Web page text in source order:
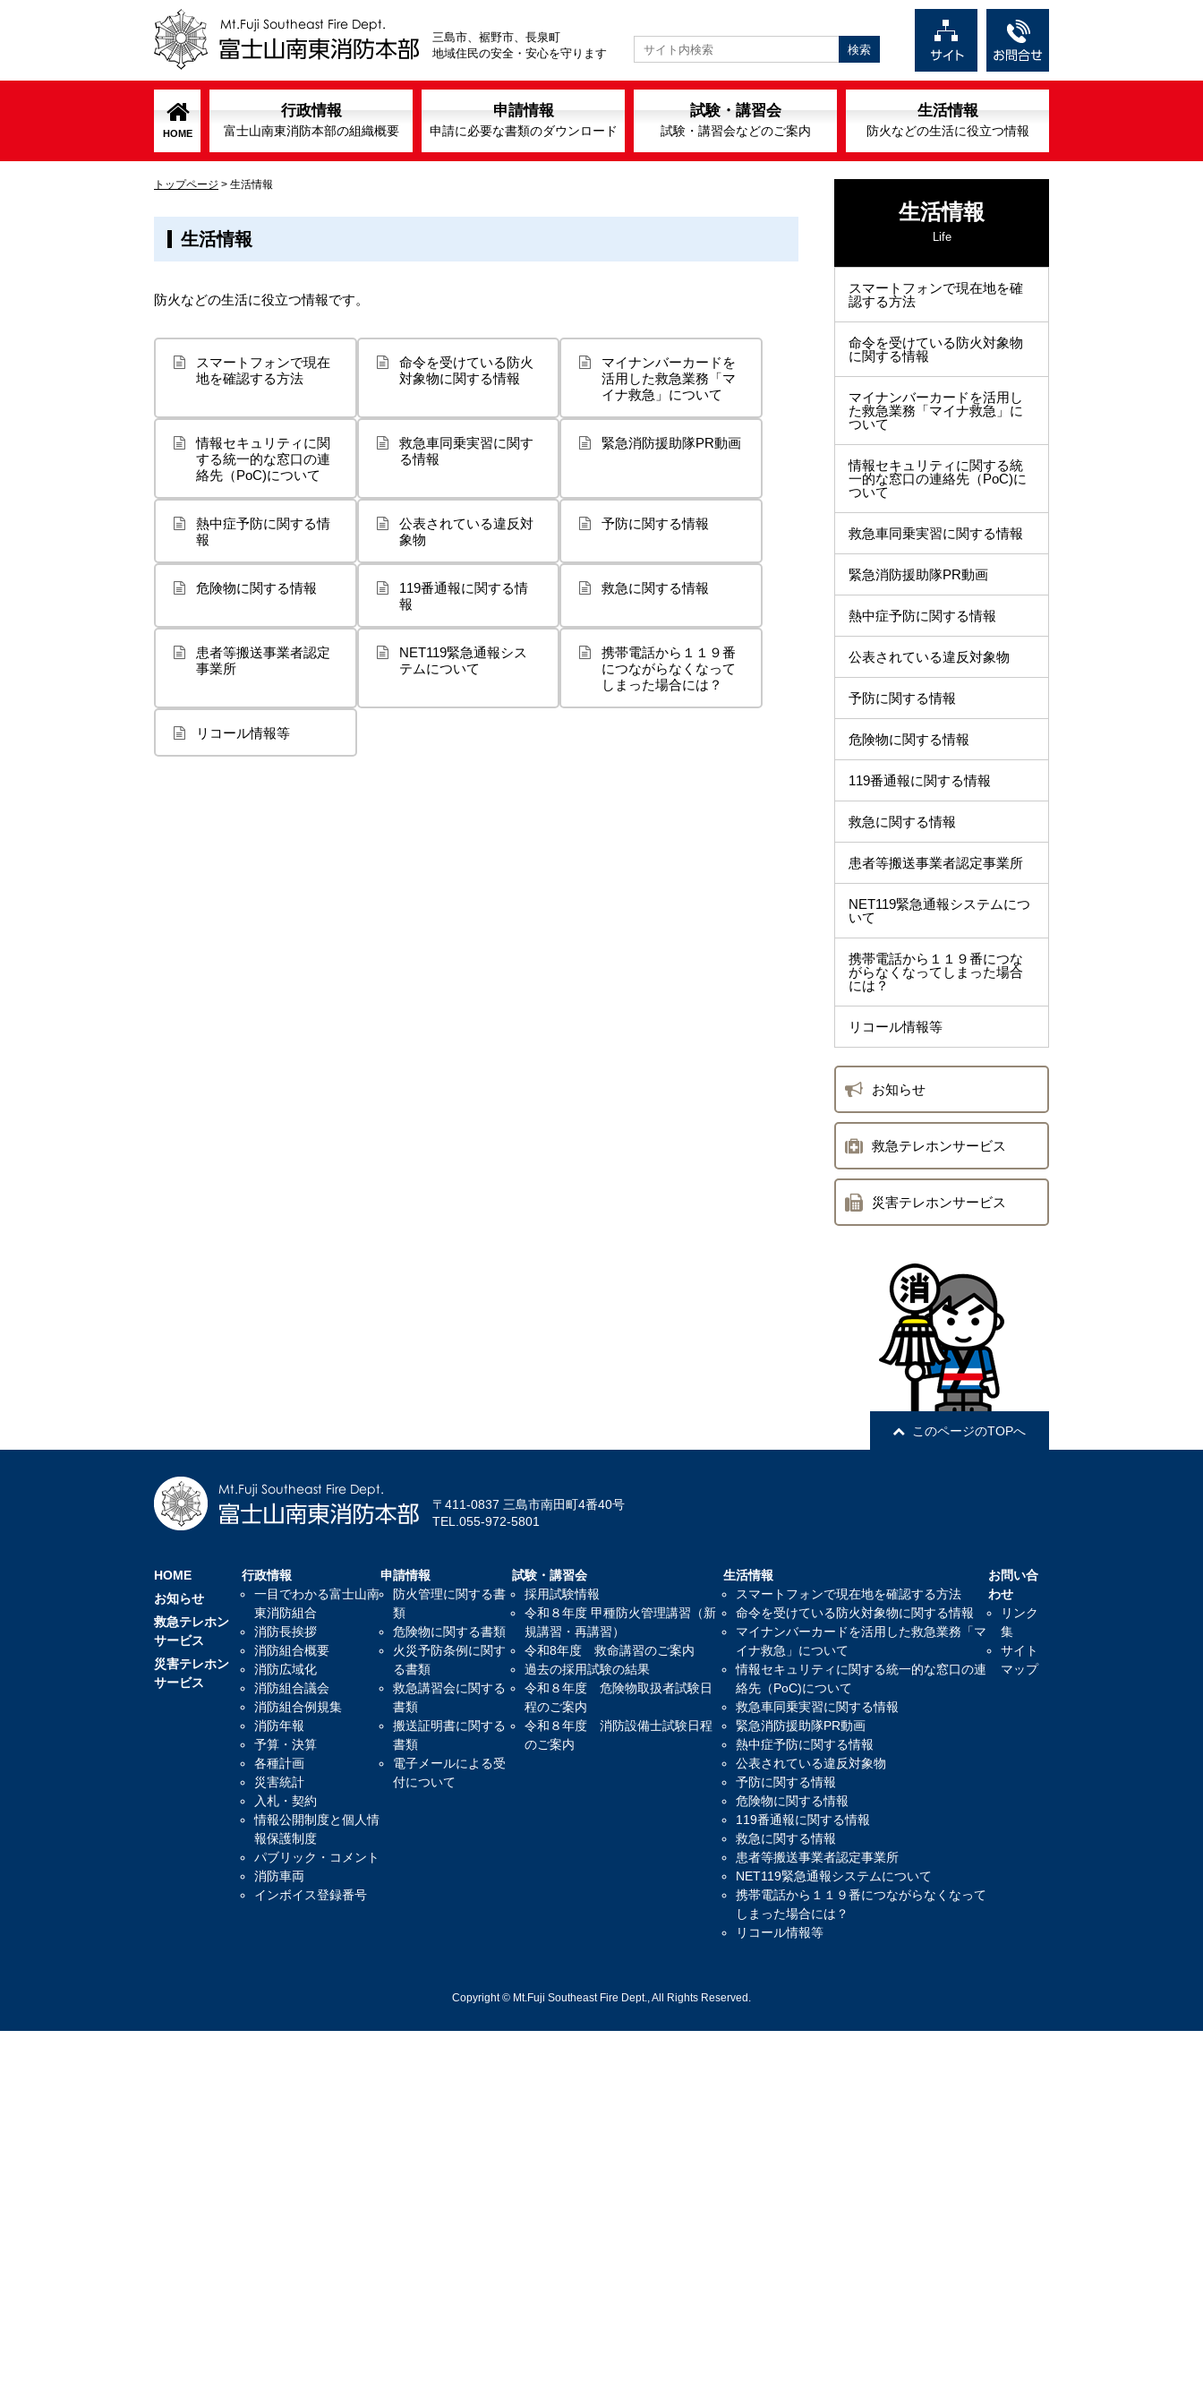
三島市、裾野市、長泉町
地域住民の安全・安心を守ります
HOME
行政情報
富士山南東消防本部の組織概要
申請情報
申請に必要な書類のダウンロード
試験・講習会
試験・講習会などのご案内
生活情報
防火などの生活に役立つ情報
トップページ > 生活情報
生活情報
防火などの生活に役立つ情報です。
スマートフォンで現在
地を確認する方法
命令を受けている防火
対象物に関する情報
マイナンバーカードを
活用した救急業務「マ
イナ救急」について
情報セキュリティに関
する統一的な窓口の連
絡先（PoC)について
救急車同乗実習に関す
る情報
緊急消防援助隊PR動画
熱中症予防に関する情
報
公表されている違反対
象物
予防に関する情報
危険物に関する情報
119番通報に関する情
報
救急に関する情報
患者等搬送事業者認定
事業所
NET119緊急通報シス
テムについて
携帯電話から１１９番
につながらなくなって
しまった場合には？
リコール情報等
生活情報
Life
スマートフォンで現在地を確
認する方法
命令を受けている防火対象物
に関する情報
マイナンバーカードを活用し
た救急業務「マイナ救急」に
ついて
情報セキュリティに関する統
一的な窓口の連絡先（PoC)に
ついて
救急車同乗実習に関する情報
緊急消防援助隊PR動画
熱中症予防に関する情報
公表されている違反対象物
予防に関する情報
危険物に関する情報
119番通報に関する情報
救急に関する情報
患者等搬送事業者認定事業所
NET119緊急通報システムにつ
いて
携帯電話から１１９番につな
がらなくなってしまった場合
には？
リコール情報等
お知らせ
救急テレホンサービス
災害テレホンサービス
このページのTOPへ
〒411-0837 三島市南田町4番40号
TEL.055-972-5801
HOME
お知らせ
救急テレホン
サービス
災害テレホン
サービス
行政情報
一目でわかる富士山南
東消防組合
消防長挨拶
消防組合概要
消防広域化
消防組合議会
消防組合例規集
消防年報
予算・決算
各種計画
災害統計
入札・契約
情報公開制度と個人情
報保護制度
パブリック・コメント
消防車両
インボイス登録番号
申請情報
防火管理に関する書
類
危険物に関する書類
火災予防条例に関す
る書類
救急講習会に関する
書類
搬送証明書に関する
書類
電子メールによる受
付について
試験・講習会
採用試験情報
令和８年度 甲種防火管理講習（新
規講習・再講習）
令和8年度 救命講習のご案内
過去の採用試験の結果
令和８年度 危険物取扱者試験日
程のご案内
令和８年度 消防設備士試験日程
のご案内
生活情報
スマートフォンで現在地を確認する方法
命令を受けている防火対象物に関する情報
マイナンバーカードを活用した救急業務「マ
イナ救急」について
情報セキュリティに関する統一的な窓口の連
絡先（PoC)について
救急車同乗実習に関する情報
緊急消防援助隊PR動画
熱中症予防に関する情報
公表されている違反対象物
予防に関する情報
危険物に関する情報
119番通報に関する情報
救急に関する情報
患者等搬送事業者認定事業所
NET119緊急通報システムについて
携帯電話から１１９番につながらなくなって
しまった場合には？
リコール情報等
お問い合
わせ
リンク
集
サイト
マップ
Copyright © Mt.Fuji Southeast Fire Dept., All Rights Reserved.